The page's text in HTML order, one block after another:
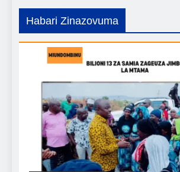
Habari Zinazovuma